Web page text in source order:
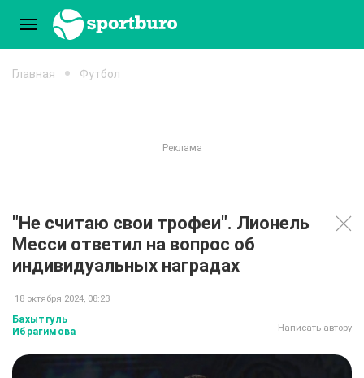
Главная Футбол
"Не считаю свои трофеи". Лионель
Месси ответил на вопрос об
индивидуальных наградах
18 октября 2024, 08:23
Бахытгуль
Ибрагимова
Написать автору